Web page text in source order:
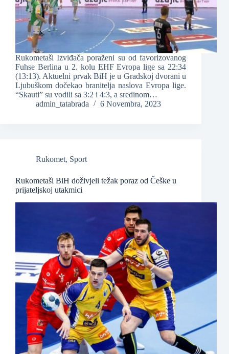
Rukometaši Izviđača poraženi su od favorizovanog
Fuhse Berlina u 2. kolu EHF Evropa lige sa 22:34
(13:13). Aktuelni prvak BiH je u Gradskoj dvorani u
Ljubuškom dočekao branitelja naslova Evropa lige.
“Skauti” su vodili sa 3:2 i 4:3, a sredinom…
admin_tatabrada
6 Novembra, 2023
Rukomet, Sport
Rukometaši BiH doživjeli težak poraz od Češke u
prijateljskoj utakmici